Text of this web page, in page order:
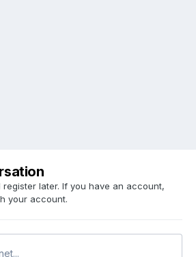
later. If you have an account,
your account.